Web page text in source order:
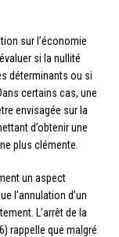
sur l’économie
si la nullité
déterminants ou si
certains cas, une
envisagée sur la
d’obtenir une
plus clémente.
un aspect
l’annulation d’un
L’arrêt de la
rappelle que malgré